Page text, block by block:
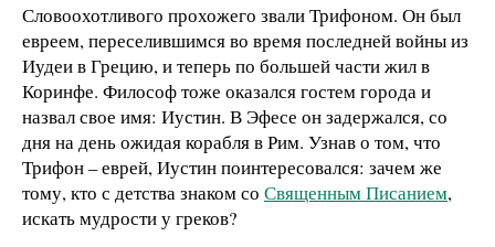
Словоохотливого прохожего звали Трифоном. Он был
евреем, переселившимся во время последней войны из
Иудеи в Грецию, и теперь по большей части жил в
Коринфе. Философ тоже оказался гостем города и
назвал свое имя: Иустин. В Эфесе он задержался, со
дня на день ожидая корабля в Рим. Узнав о том, что
Трифон – еврей, Иустин поинтересовался: зачем же
тому, кто с детства знаком со Священным Писанием,
искать мудрости у греков?